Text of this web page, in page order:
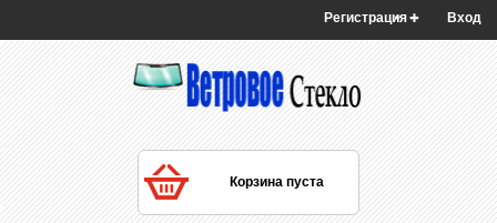
Вход
Регистрация
Корзина пуста